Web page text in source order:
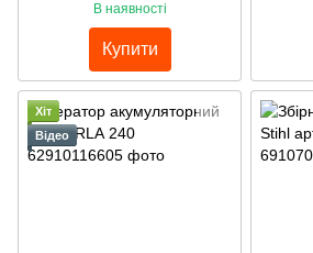
В наявності
Купити
Хіт
Відео